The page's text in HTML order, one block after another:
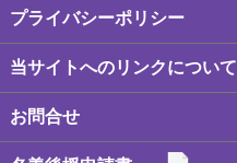
プライバシーポリシー
当サイトへのリンクについて
お問合せ